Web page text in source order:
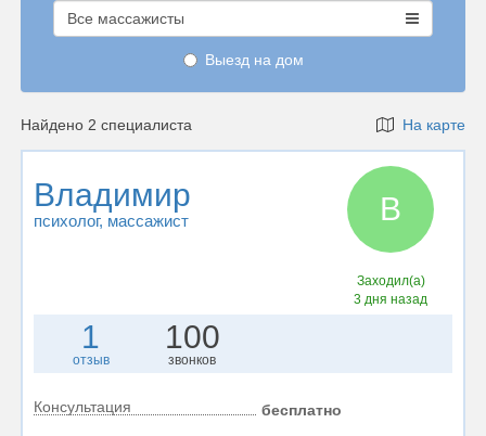
Все массажисты
Выезд на дом
Найдено 2 специалиста На карте
Владимир
психолог, массажист В
Заходил(а)
3 дня назад
1
отзыв
100
звонков
Консультация бесплатно